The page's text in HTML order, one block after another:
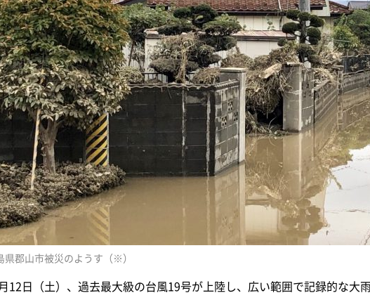
県郡山市被災のようす（※）
12日（土）、過去最大級の台風19号が上陸し、広い範囲で記録的な大